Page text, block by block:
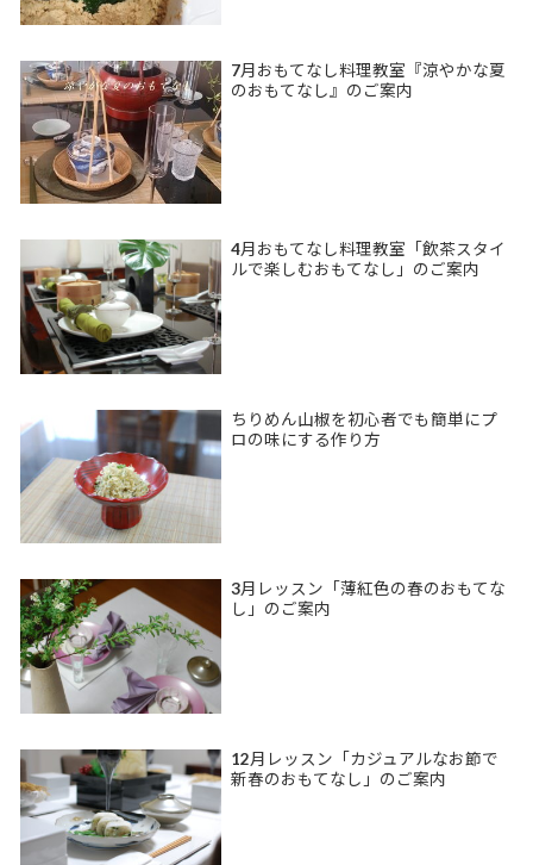
7月おもてなし料理教室『涼やかな夏
のおもてなし』のご案内
4月おもてなし料理教室「飲茶スタイ
ルで楽しむおもてなし」のご案内
ちりめん山椒を初心者でも簡単にプ
ロの味にする作り方
3月レッスン「薄紅色の春のおもてな
し」のご案内
12月レッスン「カジュアルなお節で
新春のおもてなし」のご案内